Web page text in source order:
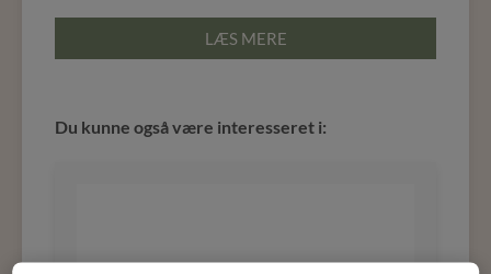
LÆS MERE
Du kunne også være interesseret i: